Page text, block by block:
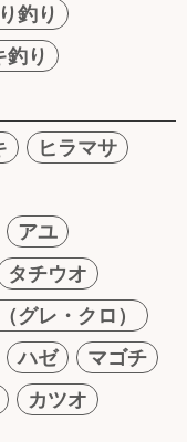
釣り
釣り
ヒラマサ
アユ
タチウオ
グレ・クロ）
ハゼ
マゴチ
カツオ